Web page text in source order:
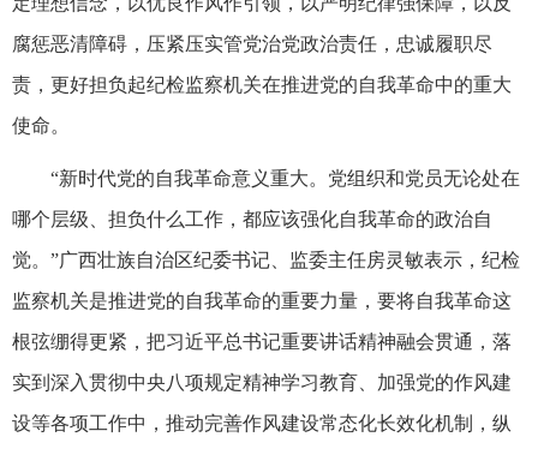
腐惩恶清障碍，压紧压实管党治党政治责任，忠诚履职尽
责，更好担负起纪检监察机关在推进党的自我革命中的重大
使命。
“新时代党的自我革命意义重大。党组织和党员无论处在
哪个层级、担负什么工作，都应该强化自我革命的政治自
觉。”广西壮族自治区纪委书记、监委主任房灵敏表示，纪检
监察机关是推进党的自我革命的重要力量，要将自我革命这
根弦绷得更紧，把习近平总书记重要讲话精神融会贯通，落
实到深入贯彻中央八项规定精神学习教育、加强党的作风建
设等各项工作中，推动完善作风建设常态化长效化机制，纵